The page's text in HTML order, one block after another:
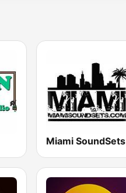
Miami SoundSets